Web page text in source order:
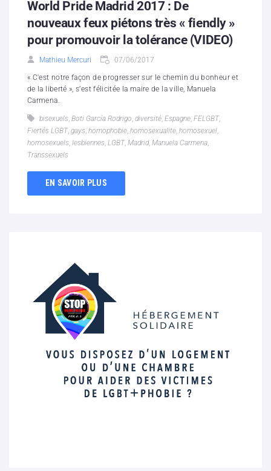
World Pride Madrid 2017 : De
nouveaux feux piétons très « fiendly »
pour promouvoir la tolérance (VIDEO)
Mathieu Mercuri 07/06/2017
« C'est notre façon de progresser sur le chemin du bonheur et
de la liberté », s’est félicitée la maire de la ville, Manuela
Carmena.
bisexuels, Boti García Rodrigo, diversité, Espagne, FELGBT,
Fiertés LGBT, gays, homophobie, homosexualite, homosexuel,
homosexuels, lesbiennes, LGBT, Madrid, Manuela Carmena,
Transsexuels
EN SAVOIR PLUS